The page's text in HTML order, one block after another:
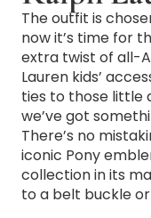
The outfit is
now it’s time for
extra twist of all-
Lauren kids’
ties to those little
we’ve got
There’s no
iconic Pony
collection in its
to a belt buckle